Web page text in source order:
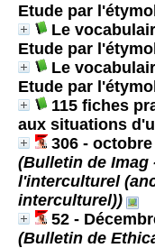
Etude par
Le
Etude par
Le
Etude par
115 fiches
aux situations
306 -
(Bulletin de Imag
l'interculturel
interculturel))
52 -
(Bulletin de